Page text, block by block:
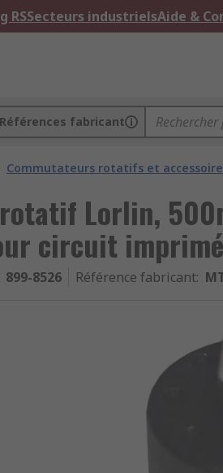
RSSecteurs industrielsAide &
Références fabricant
Commutateurs rotatifs et
Lorlin,
circuit imprimé
899-8526 Référence fabricant: